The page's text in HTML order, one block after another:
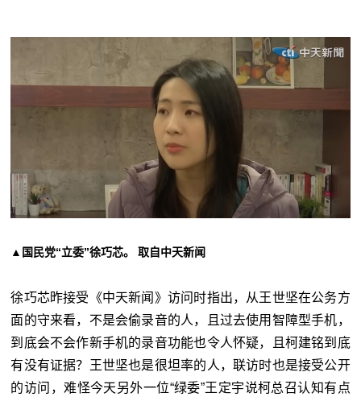
▲国民党“立委”徐巧芯。 取自中天新闻
徐巧芯昨接受《中天新闻》访问时指出，从王世坚在公务方
面的守来看，不是会偷录音的人，且过去使用智障型手机，
到底会不会作新手机的录音功能也令人怀疑，且柯建铭到底
有没有证据？王世坚也是很坦率的人，联访时也是接受公开
的访问，难怪今天另外一位“绿委”王定宇说柯总召认知有点